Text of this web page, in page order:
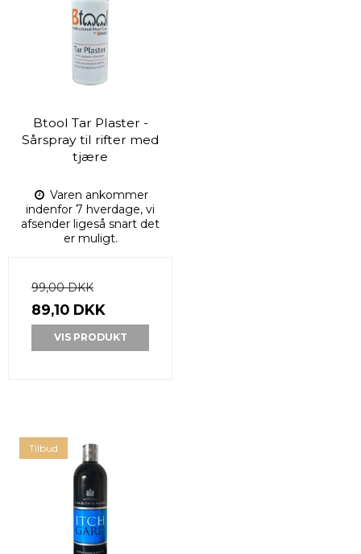
Btool Tar Plaster -
Sårspray til rifter med
tjære
Varen ankommer
indenfor 7 hverdage, vi
afsender ligeså snart det
er muligt.
99,00 DKK
89,10 DKK
VIS PRODUKT
Tilbud